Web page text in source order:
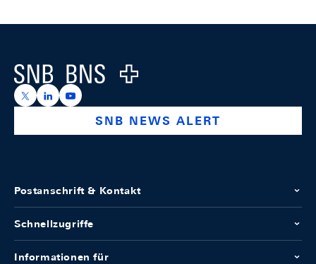
Logo
https://x.com/snb_bns
https://ch.linkedin.com/company/swiss-national-
https://www.youtube.com/@swissnationalbank
SNB NEWS ALERT
Postanschrift & Kontakt
Schnellzugriffe
Informationen für